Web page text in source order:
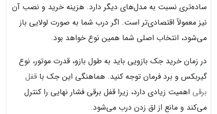
ساده‌تری نسبت به مدل‌های دیگر دارد. هزینه خرید و نصب آن
نیز معمولاً اقتصادی‌تر است. اگر درب شما به صورت لولایی باز
می‌شود، انتخاب اصلی شما همین نوع خواهد بود.
در زمان خرید جک بازویی باید به طول بازو، قدرت موتور، نوع
گیربکس و برد فرمان توجه کنید. هماهنگی این جک با قفل
برقی اهمیت زیادی دارد، زیرا قفل برقی فشار نهایی را کنترل
می‌کند و مانع از لق زدن درب می‌شود.